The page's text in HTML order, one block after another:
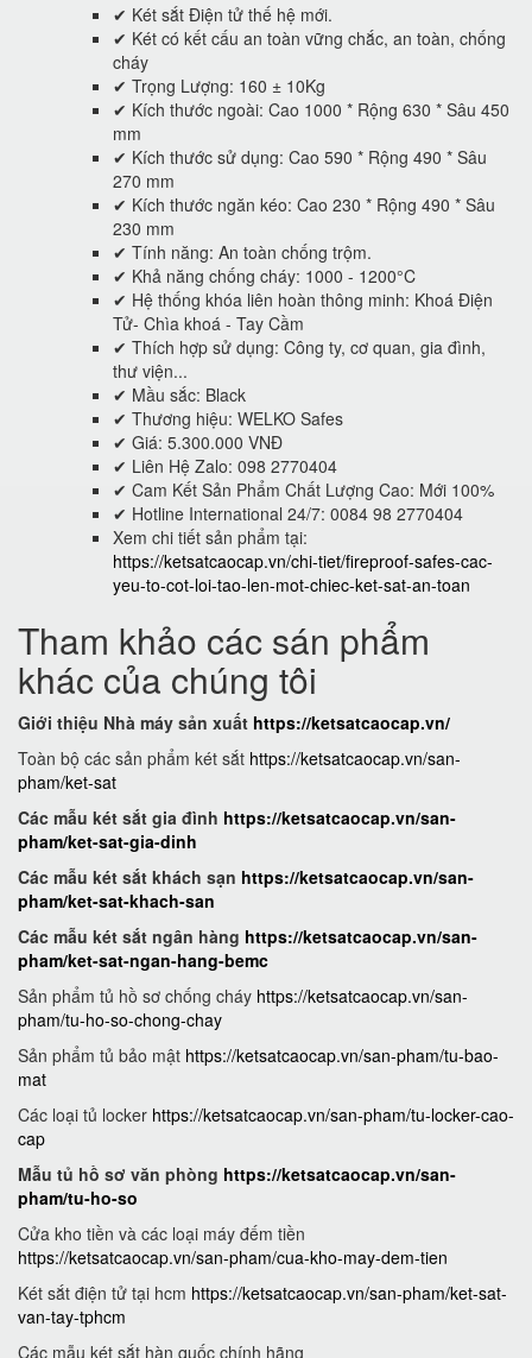
✔ Két sắt Điện tử thế hệ mới.
✔ Két có kết cấu an toàn vững chắc, an toàn, chống
cháy
✔ Trọng Lượng: 160 ± 10Kg
✔ Kích thước ngoài: Cao 1000 * Rộng 630 * Sâu 450
mm
✔ Kích thước sử dụng: Cao 590 * Rộng 490 * Sâu
270 mm
✔ Kích thước ngăn kéo: Cao 230 * Rộng 490 * Sâu
230 mm
✔ Tính năng: An toàn chống trộm.
✔ Khả năng chống cháy: 1000 - 1200°C
✔ Hệ thống khóa liên hoàn thông minh: Khoá Điện
Tử- Chìa khoá - Tay Cầm
✔ Thích hợp sử dụng: Công ty, cơ quan, gia đình,
thư viện...
✔ Mầu sắc: Black
✔ Thương hiệu: WELKO Safes
✔ Giá: 5.300.000 VNĐ
✔ Liên Hệ Zalo: 098 2770404
✔ Cam Kết Sản Phẩm Chất Lượng Cao: Mới 100%
✔ Hotline International 24/7: 0084 98 2770404
Xem chi tiết sản phẩm tại:
https://ketsatcaocap.vn/chi-tiet/fireproof-safes-cac-
yeu-to-cot-loi-tao-len-mot-chiec-ket-sat-an-toan
Tham khảo các sán phẩm
khác của chúng tôi
Giới thiệu Nhà máy sản xuất https://ketsatcaocap.vn/
Toàn bộ các sản phẩm két sắt https://ketsatcaocap.vn/san-
pham/ket-sat
Các mẫu két sắt gia đình https://ketsatcaocap.vn/san-
pham/ket-sat-gia-dinh
Các mẫu két sắt khách sạn https://ketsatcaocap.vn/san-
pham/ket-sat-khach-san
Các mẫu két sắt ngân hàng https://ketsatcaocap.vn/san-
pham/ket-sat-ngan-hang-bemc
Sản phẩm tủ hồ sơ chống cháy https://ketsatcaocap.vn/san-
pham/tu-ho-so-chong-chay
Sản phẩm tủ bảo mật https://ketsatcaocap.vn/san-pham/tu-bao-
mat
Các loại tủ locker https://ketsatcaocap.vn/san-pham/tu-locker-cao-
cap
Mẫu tủ hồ sơ văn phòng https://ketsatcaocap.vn/san-
pham/tu-ho-so
Cửa kho tiền và các loại máy đếm tiền
https://ketsatcaocap.vn/san-pham/cua-kho-may-dem-tien
Két sắt điện tử tại hcm https://ketsatcaocap.vn/san-pham/ket-sat-
van-tay-tphcm
Các mẫu két sắt hàn quốc chính hãng